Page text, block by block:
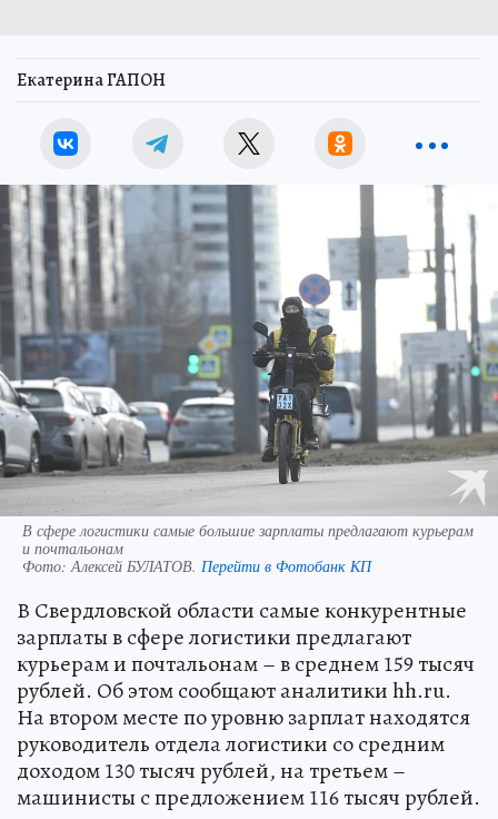
Екатерина ГАПОН
В сфере логистики самые большие зарплаты предлагают курьерам
и почтальонам
Фото:Алексей БУЛАТОВ. Перейти в Фотобанк КП
В Свердловской области самые конкурентные
зарплаты в сфере логистики предлагают
курьерам и почтальонам – в среднем 159 тысяч
рублей. Об этом сообщают аналитики hh.ru.
На втором месте по уровню зарплат находятся
руководитель отдела логистики со средним
доходом 130 тысяч рублей, на третьем –
машинисты с предложением 116 тысяч рублей.